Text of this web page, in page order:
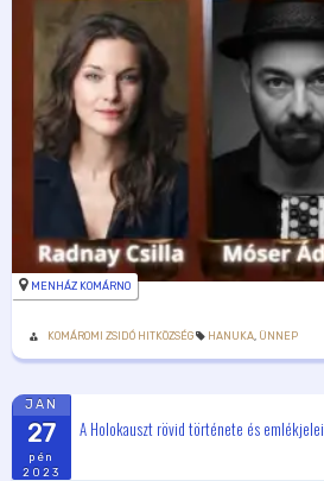
MENHÁZ KOMÁRNO
KOMÁROMI ZSIDÓ HITKÖZSÉG HANUKA ÜNNEP
JAN
27
pén
2023
A Holokauszt rövid története és emlékjelei